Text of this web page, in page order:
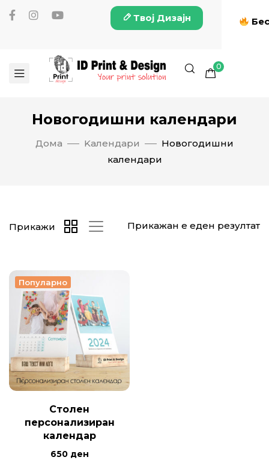
Твој Дизајн
0
Новогодишни календари
Дома Kалендари
Новогодишни
календари
Прикажан е еден резултат
Прикажи
Популарно
Столен
персонализиран
календар
650 ден